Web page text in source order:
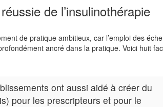
de l’insulinothérapie
de pratique ambitieux, car l’emploi des
ancré dans la pratique. Voici huit
ont aussi aidé à créer du
pour les prescripteurs et pour le